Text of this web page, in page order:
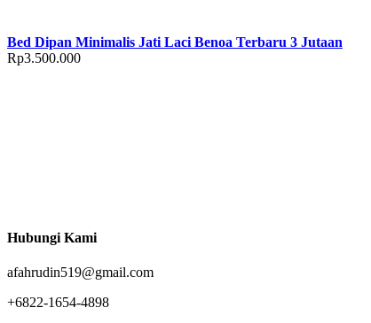
Bed Dipan Minimalis Jati Laci Benoa Terbaru 3 Jutaan
Rp3.500.000
Hubungi Kami
afahrudin519@gmail.com
+6822-1654-4898